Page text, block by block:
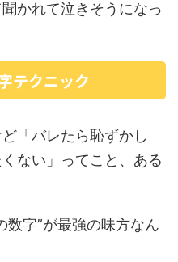
かれて泣きそうになっ
テクニック
「バレたら恥ずかし
ない」ってこと、ある
数字”が最強の味方なん